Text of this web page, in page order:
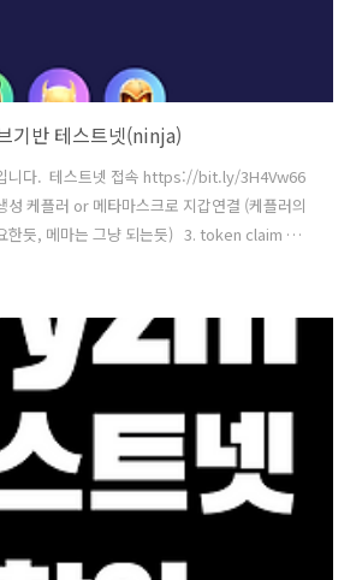
기반 테스트넷(ninja)
니다. ​ 테스트넷 접속 https://bit.ly/3H4Vw66
성 케플러 or 메타마스크로 지갑연결 (케플러의
한듯, 메마는 그냥 되는듯) ​ ​ 3. token claim 미
드 가입과 ninjaBlaze's space를 가입해줍니
가능하고 게임은 2종류가 있네요 게임은
중에서 적절하게 하시면 됩니다.(클릭해보면
와 같은 겜블링입니다 ㅎㅎ 이걸 매일 해주면 되
터는 여기 https://twitter.com/Ninja..